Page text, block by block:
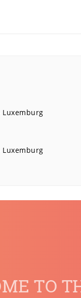
Luxemburg
Luxemburg
TO